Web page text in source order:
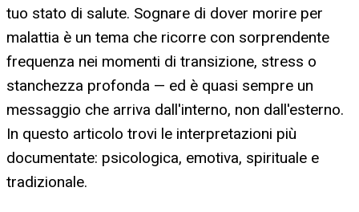
tuo stato di salute. Sognare di dover morire per
malattia è un tema che ricorre con sorprendente
frequenza nei momenti di transizione, stress o
stanchezza profonda — ed è quasi sempre un
messaggio che arriva dall'interno, non dall'esterno.
In questo articolo trovi le interpretazioni più
documentate: psicologica, emotiva, spirituale e
tradizionale.